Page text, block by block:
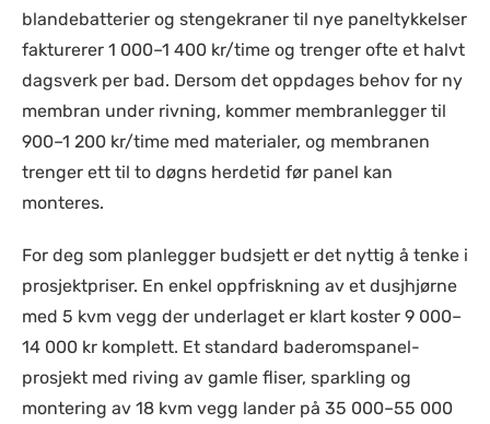
blandebatterier og stengekraner til nye paneltykkelser
fakturerer 1 000–1 400 kr/time og trenger ofte et halvt
dagsverk per bad. Dersom det oppdages behov for ny
membran under rivning, kommer membranlegger til
900–1 200 kr/time med materialer, og membranen
trenger ett til to døgns herdetid før panel kan
monteres.
For deg som planlegger budsjett er det nyttig å tenke i
prosjektpriser. En enkel oppfriskning av et dusjhjørne
med 5 kvm vegg der underlaget er klart koster 9 000–
14 000 kr komplett. Et standard baderomspanel-
prosjekt med riving av gamle fliser, sparkling og
montering av 18 kvm vegg lander på 35 000–55 000